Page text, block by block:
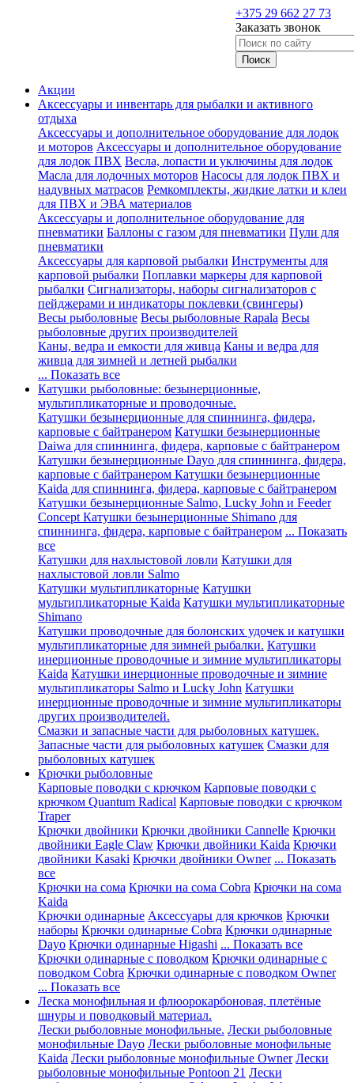
+375 29 662 27 73
Заказать звонок
Акции
Аксессуары и инвентарь для рыбалки и активного
отдыха
Аксессуары и дополнительное оборудование для лодок
и моторов Аксессуары и дополнительное оборудование
для лодок ПВХ Весла, лопасти и уключины для лодок
Масла для лодочных моторов Насосы для лодок ПВХ и
надувных матрасов Ремкомплекты, жидкие латки и клеи
для ПВХ и ЭВА материалов
Аксессуары и дополнительное оборудование для
пневматики Баллоны с газом для пневматики Пули для
пневматики
Аксессуары для карповой рыбалки Инструменты для
карповой рыбалки Поплавки маркеры для карповой
рыбалки Сигнализаторы, наборы сигнализаторов с
пейджерами и индикаторы поклевки (свингеры)
Весы рыболовные Весы рыболовные Rapala Весы
рыболовные других производителей
Каны, ведра и емкости для живца Каны и ведра для
живца для зимней и летней рыбалки
... Показать все
Катушки рыболовные: безынерционные,
мультипликаторные и проводочные.
Катушки безынерционные для спиннинга, фидера,
карповые с байтранером Катушки безынерционные
Daiwa для спиннинга, фидера, карповые с байтранером
Катушки безынерционные Dayo для спиннинга, фидера,
карповые с байтранером Катушки безынерционные
Kaida для спиннинга, фидера, карповые с байтранером
Катушки безынерционные Salmo, Lucky John и Feeder
Concept Катушки безынерционные Shimano для
спиннинга, фидера, карповые с байтранером ... Показать
все
Катушки для нахлыстовой ловли Катушки для
нахлыстовой ловли Salmo
Катушки мультипликаторные Катушки
мультипликаторные Kaida Катушки мультипликаторные
Shimano
Катушки проводочные для болонских удочек и катушки
мультипликаторные для зимней рыбалки. Катушки
инерционные проводочные и зимние мультипликаторы
Kaida Катушки инерционные проводочные и зимние
мультипликаторы Salmo и Lucky John Катушки
инерционные проводочные и зимние мультипликаторы
других производителей.
Смазки и запасные части для рыболовных катушек.
Запасные части для рыболовных катушек Смазки для
рыболовных катушек
Крючки рыболовные
Карповые поводки с крючком Карповые поводки с
крючком Quantum Radical Карповые поводки с крючком
Traper
Крючки двойники Крючки двойники Cannelle Крючки
двойники Eagle Claw Крючки двойники Kaida Крючки
двойники Kasaki Крючки двойники Owner ... Показать
все
Крючки на сома Крючки на сома Cobra Крючки на сома
Kaida
Крючки одинарные Аксессуары для крючков Крючки
наборы Крючки одинарные Cobra Крючки одинарные
Dayo Крючки одинарные Higashi ... Показать все
Крючки одинарные с поводком Крючки одинарные с
поводком Cobra Крючки одинарные с поводком Owner
... Показать все
Леска монофильная и флюорокарбоновая, плетёные
шнуры и поводковый материал.
Лески рыболовные монофильные. Лески рыболовные
монофильные Dayo Лески рыболовные монофильные
Kaida Лески рыболовные монофильные Owner Лески
рыболовные монофильные Pontoon 21 Лески